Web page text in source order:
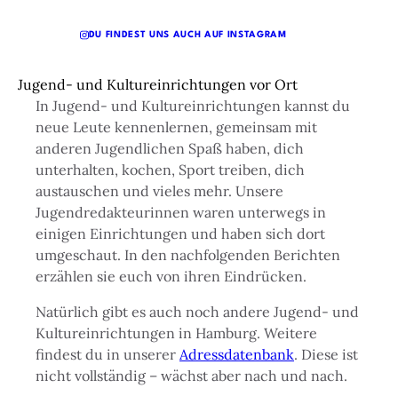
DU FINDEST UNS AUCH AUF INSTAGRAM
Jugend- und Kultureinrichtungen vor Ort
In Jugend- und Kultureinrichtungen kannst du
neue Leute kennenlernen, gemeinsam mit
anderen Jugendlichen Spaß haben, dich
unterhalten, kochen, Sport treiben, dich
austauschen und vieles mehr. Unsere
Jugendredakteurinnen waren unterwegs in
einigen Einrichtungen und haben sich dort
umgeschaut. In den nachfolgenden Berichten
erzählen sie euch von ihren Eindrücken.
Natürlich gibt es auch noch andere Jugend- und
Kultureinrichtungen in Hamburg. Weitere
findest du in unserer Adressdatenbank. Diese ist
nicht vollständig – wächst aber nach und nach.